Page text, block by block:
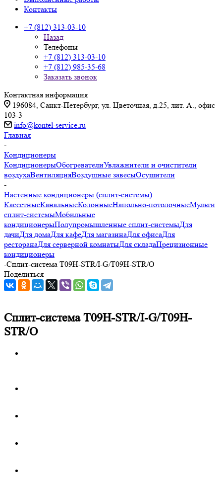
Контакты
+7 (812) 313-03-10
Назад
Телефоны
+7 (812) 313-03-10
+7 (812) 985-35-68
Заказать звонок
Контактная информация
196084, Санкт-Петербург, ул. Цветочная, д.25, лит. А., офис
103-3
info@kontel-service.ru
Главная
-
Кондиционеры
КондиционерыОбогревателиУвлажнители и очистители
воздухаВентиляцияВоздушные завесыОсушители
-
Настенные кондиционеры (сплит-системы)
КассетныеКанальныеКолонныеНапольно-потолочныеМульти
сплит-системыМобильные
кондиционерыПолупромышленные сплит-системыДля
дачиДля домаДля кафеДля магазинаДля офисаДля
ресторанаДля серверной комнатыДля складаПрецизионные
кондиционеры
-Сплит-система T09H-STR/I-G/T09H-STR/O
Поделиться
Сплит-система T09H-STR/I-G/T09H-
STR/O